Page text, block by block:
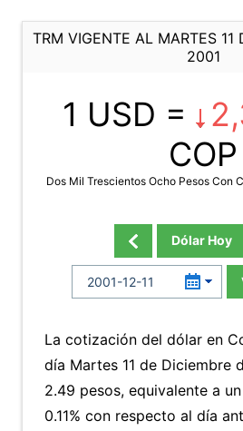
TRM VIGENTE AL MARTES 11
2001
1 USD =
COP
Dos Mil Trescientos Ocho Pesos Con
Dólar Hoy
La cotización del dólar en
día Martes 11 de Diciembre
2.49 pesos, equivalente a
0.11% con respecto al día